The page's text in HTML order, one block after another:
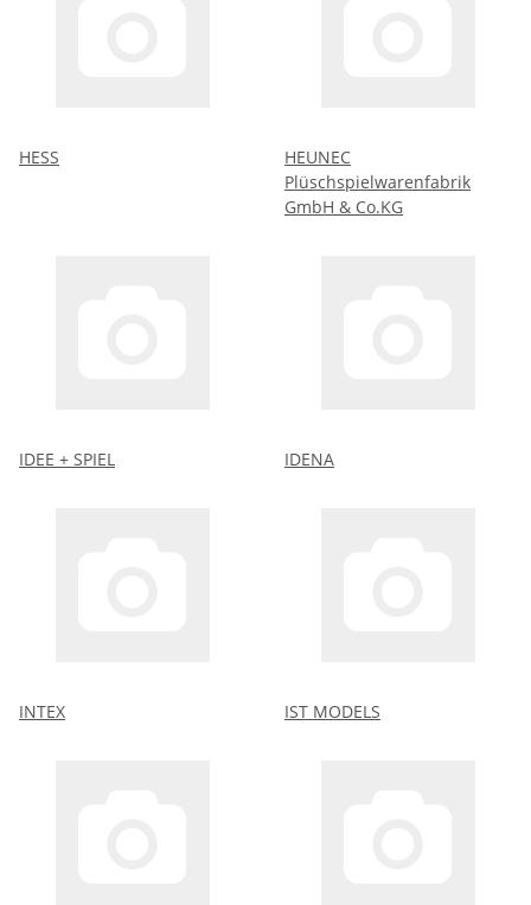
HESS
HEUNEC
Plüschspielwarenfabrik
GmbH & Co.KG
IDEE + SPIEL IDENA
INTEX IST MODELS